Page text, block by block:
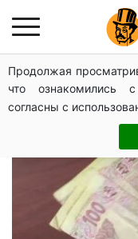
Продолжая
что ознакомились
согласны с